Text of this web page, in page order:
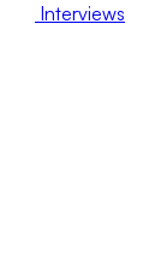
Interviews